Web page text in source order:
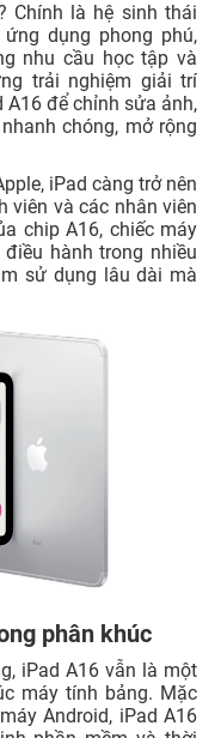
Chính là hệ sinh thái
dụng phong phú,
nhu cầu học tập và
trải nghiệm giải trí
để chỉnh sửa ảnh,
chóng, mở rộng
iPad càng trở nên
viên và các nhân viên
chip A16, chiếc máy
hành trong nhiều
sử dụng lâu dài mà
phân khúc
iPad A16 vẫn là một
máy tính bảng. Mặc
Android, iPad A16